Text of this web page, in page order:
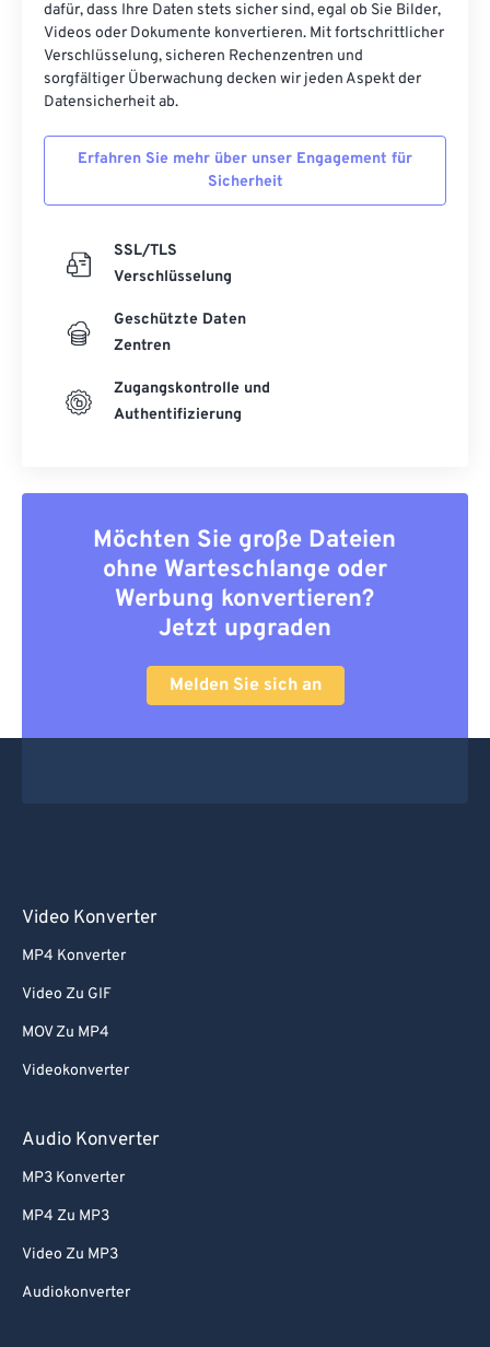
dafür, dass Ihre Daten stets sicher sind, egal ob Sie Bilder,
Videos oder Dokumente konvertieren. Mit fortschrittlicher
Verschlüsselung, sicheren Rechenzentren und
sorgfältiger Überwachung decken wir jeden Aspekt der
Datensicherheit ab.
Erfahren Sie mehr über unser Engagement für
Sicherheit
SSL/TLS
Verschlüsselung
Geschützte Daten
Zentren
Zugangskontrolle und
Authentifizierung
Möchten Sie große Dateien
ohne Warteschlange oder
Werbung konvertieren?
Jetzt upgraden
Melden Sie sich an
Video Konverter
MP4 Konverter
Video Zu GIF
MOV Zu MP4
Videokonverter
Audio Konverter
MP3 Konverter
MP4 Zu MP3
Video Zu MP3
Audiokonverter